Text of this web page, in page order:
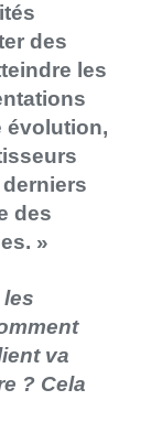
des
les
évolution,
des
»
les
va
? Cela